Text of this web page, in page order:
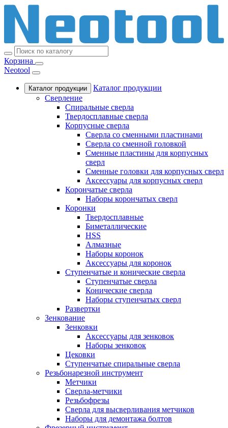
Корзина
Neotool
Каталог продукции
Каталог продукции
Сверление
Спиральные сверла
Твердосплавные сверла
Корпусные сверла
Сверла со сменными пластинами
Сверла со сменной головкой
Сменные пластины для корпусных
сверл
Сменные головки для корпусных сверл
Аксессуары для корпусных сверл
Корончатые сверла
Наборы корончатых сверл
Коронки
Твердосплавные
Биметаллические
HSS
Алмазные
Наборы коронок
Аксессуары для коронок
Ступенчатые и конические сверла
Ступенчатые сверла
Конические сверла
Наборы ступенчатых сверл
Развертки
Зенкование
Зенковки
Аксессуары для зенковок
Наборы зенковок
Цековки
Ступенчатые спиральные сверла
Резьбонарезной инструмент
Метчики
Сверла-метчики
Резьбофрезы
Сверла для высверливания метчиков
Наборы для демонтажа болтов